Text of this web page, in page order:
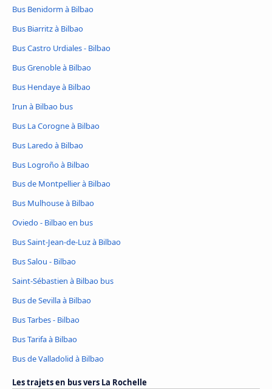
Bus Benidorm à Bilbao
Bus Biarritz à Bilbao
Bus Castro Urdiales - Bilbao
Bus Grenoble à Bilbao
Bus Hendaye à Bilbao
Irun à Bilbao bus
Bus La Corogne à Bilbao
Bus Laredo à Bilbao
Bus Logroño à Bilbao
Bus de Montpellier à Bilbao
Bus Mulhouse à Bilbao
Oviedo - Bilbao en bus
Bus Saint-Jean-de-Luz à Bilbao
Bus Salou - Bilbao
Saint-Sébastien à Bilbao bus
Bus de Sevilla à Bilbao
Bus Tarbes - Bilbao
Bus Tarifa à Bilbao
Bus de Valladolid à Bilbao
Les trajets en bus vers La Rochelle